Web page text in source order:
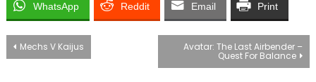
WhatsApp Reddit Email Print
Bericht
Mechs V Kaijus Avatar: The Last Airbender –
Quest For Balance